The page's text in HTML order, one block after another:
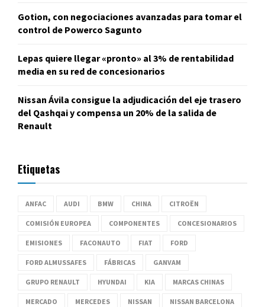
Gotion, con negociaciones avanzadas para tomar el
control de Powerco Sagunto
Lepas quiere llegar «pronto» al 3% de rentabilidad
media en su red de concesionarios
Nissan Ávila consigue la adjudicación del eje trasero
del Qashqai y compensa un 20% de la salida de
Renault
Etiquetas
ANFAC AUDI BMW CHINA CITROËN
COMISIÓN EUROPEA COMPONENTES CONCESIONARIOS
EMISIONES FACONAUTO FIAT FORD
FORD ALMUSSAFES FÁBRICAS GANVAM
GRUPO RENAULT HYUNDAI KIA MARCAS CHINAS
MERCADO MERCEDES NISSAN NISSAN BARCELONA